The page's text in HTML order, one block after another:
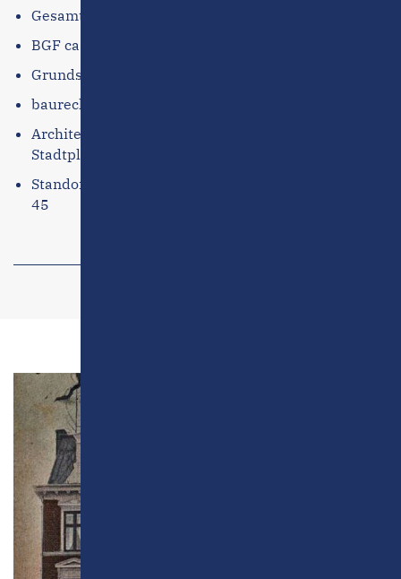
Gesamtwohnfläche ca. 1.810 m²
BGF ca. 2.400 m²
Grundstücksgröße ca. 1.736 m²
baurechtliche Grundlage: Bebauungsplan
Architekturbüro Zastrow+Zastrow Architekten und
Stadtplaner
Standort: Eckernförde, Bergstraße 19 / Vogelsang
45